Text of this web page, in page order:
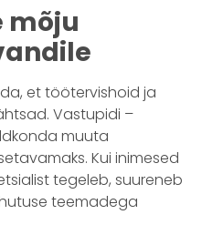
mõju
et töötervishoid ja
Vastupidi –
muuta
Kui inimesed
tegeleb, suureneb
teemadega